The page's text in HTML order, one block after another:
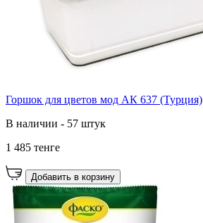
Горшок для цветов мод АК 637 (Турция)
В наличии - 57 штук
1 485 тенге
Добавить в корзину